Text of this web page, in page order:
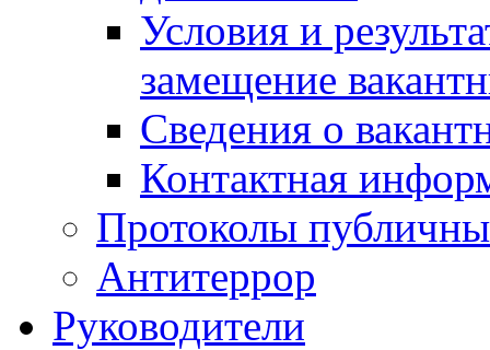
Условия и
замещение
Сведения о
Контактная
Протоколы
Антитеррор
Руководители